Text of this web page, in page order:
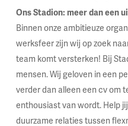
Ons Stadion: meer dan een
Binnen onze ambitieuze
werksfeer zijn wij op zoek
team komt versterken! Bij
mensen. Wij geloven in een
verder dan alleen een cv om
enthousiast van wordt. Help
duurzame relaties tussen